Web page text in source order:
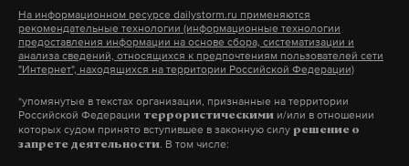
поступающей нам информации, наши объекты не
пострадали.
— Да, и у нас уже разработан план выездов,
— Да, все последние 30 лет. А в этом году ни у кого
Подпишитесь на Daily Storm в
На информационном ресурсе dailystorm.ru применяются
рекомендательные технологии (информационные технологии
предоставления информации на основе сбора, систематизации и
анализа сведений, относящихся к предпочтениям пользователей сети
"Интернет", находящихся на территории Российской Федерации)
*упомянутые в текстах организации, признанные на территории
Российской Федерации террористическими и/или в отношении
которых судом принято вступившее в законную силу решение о
запрете деятельности. В том числе: